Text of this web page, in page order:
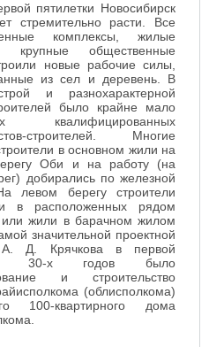
пятилетки Новосибирск
стремительно расти. Все
комплексы, жилые
крупные общественные
новые рабочие силы,
из сел и деревень. В
и разнохарактерной
было крайне мало
квалифицированных
строителей. Многие
в основном жили на
Оби и на работу (на
добирались по железной
левом берегу строители
в расположенных рядом
или жили в барачном жилом
значительной проектной
А. Д. Крячкова в первой
30-х годов было
и строительство
(облисполкома)
100-квартирного дома